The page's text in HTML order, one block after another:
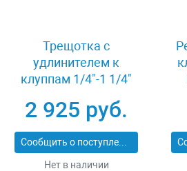
Трещотка с
удлинителем к
клуппам 1/4"-1 1/4"
1/4-5/4_z02
2 925 руб.
Сообщить о поступлении
Нет в наличии